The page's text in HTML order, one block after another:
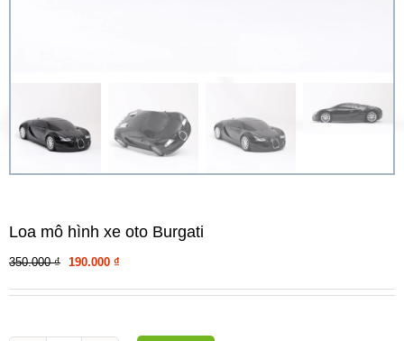
Loa mô hình xe oto Burgati
350.000₫ Giá
là:
190.000 ₫
tại